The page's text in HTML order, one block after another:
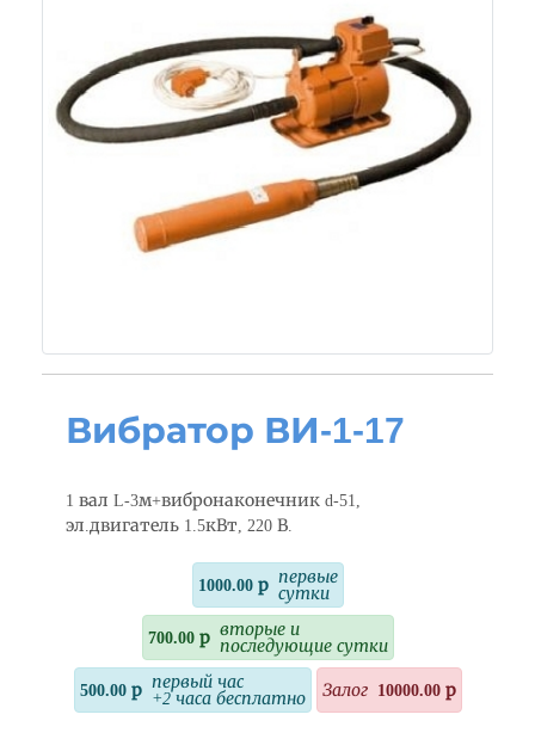
Вибратор ВИ-1-17
1 вал L-3м+вибронаконечник d-51,
эл.двигатель 1.5кВт, 220 В.
1000.00 р первые
сутки
700.00 р вторые и
последующие сутки
500.00 р первый час
+2 часа бесплатно
Залог 10000.00 р